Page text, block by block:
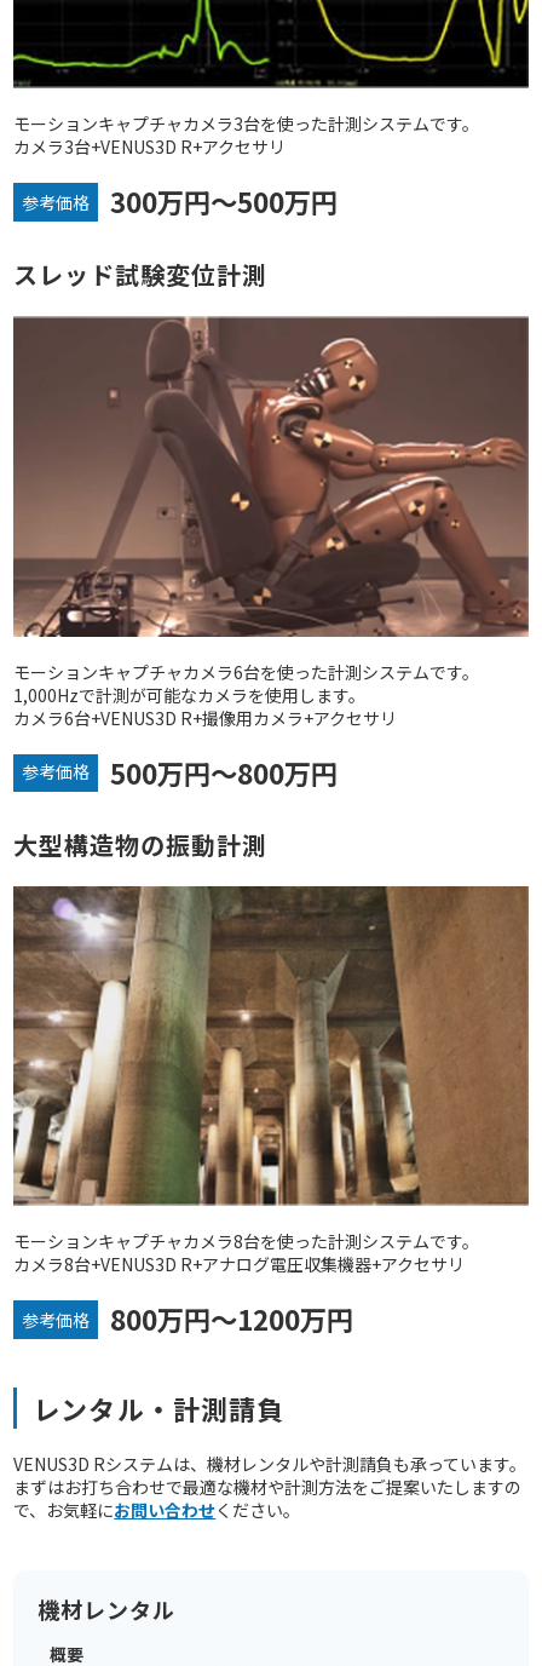
モーションキャプチャカメラ3台を使った計測システムです。
カメラ3台+VENUS3D R+アクセサリ
参考価格 300万円～500万円
スレッド試験変位計測
モーションキャプチャカメラ6台を使った計測システムです。
1,000Hzで計測が可能なカメラを使用します。
カメラ6台+VENUS3D R+撮像用カメラ+アクセサリ
参考価格 500万円～800万円
大型構造物の振動計測
モーションキャプチャカメラ8台を使った計測システムです。
カメラ8台+VENUS3D R+アナログ電圧収集機器+アクセサリ
参考価格 800万円～1200万円
レンタル・計測請負
VENUS3D Rシステムは、機材レンタルや計測請負も承っています。
まずはお打ち合わせで最適な機材や計測方法をご提案いたしますの
で、お気軽にお問い合わせください。
機材レンタル
概要